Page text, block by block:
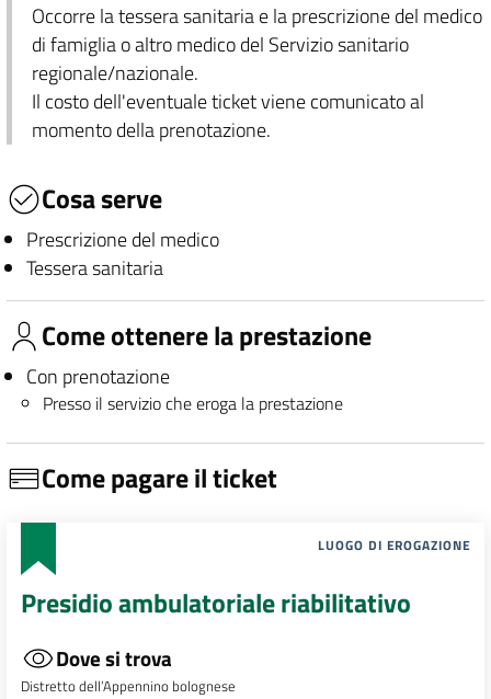
Occorre la tessera sanitaria e la prescrizione del medico
di famiglia o altro medico del Servizio sanitario
regionale/nazionale.
Il costo dell'eventuale ticket viene comunicato al
momento della prenotazione.
Cosa serve
Prescrizione del medico
Tessera sanitaria
Come ottenere la prestazione
Con prenotazione
Presso il servizio che eroga la prestazione
Come pagare il ticket
LUOGO DI EROGAZIONE
Presidio ambulatoriale riabilitativo
Dove si trova
Distretto dell’Appennino bolognese